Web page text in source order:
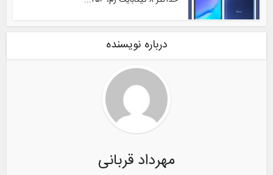
درباره نویسنده
مهرداد قربانی